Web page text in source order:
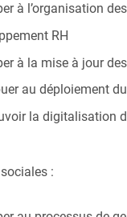
à l’organisation
RH
à la mise à jour
au déploiement
la digitalisation
: